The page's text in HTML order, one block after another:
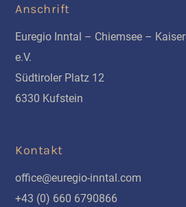
Anschrift
Euregio Inntal – Chiemsee –
e.V.
Südtiroler Platz 12
6330 Kufstein
Kontakt
office@euregio-inntal.com
+43 (0) 660 6790866